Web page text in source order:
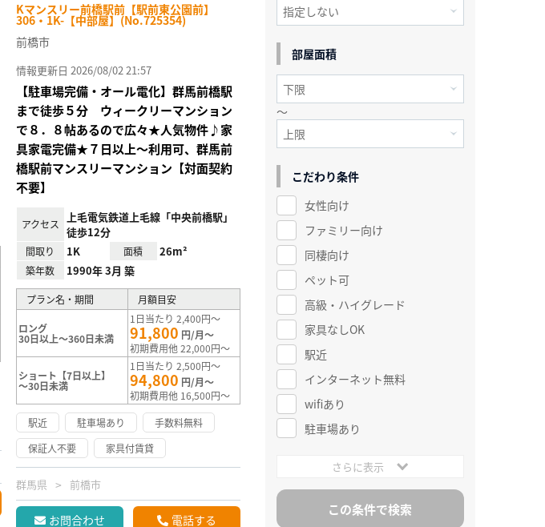
Kマンスリー前橋駅前【駅前東公園前】
306・1K-【中部屋】(No.725354)
前橋市
情報更新日 2026/08/02 21:57
【駐車場完備・オール電化】群馬前橋駅
まで徒歩５分 ウィークリーマンション
で８．８帖あるので広々★人気物件♪家
具家電完備★７日以上～利用可、群馬前
橋駅前マンスリーマンション【対面契約
不要】
アクセス
上毛電気鉄道上毛線「中央前橋駅」
徒歩12分
間取り 1K 面積 26m²
築年数 1990年 3月 築
プラン名・期間 月額目安
ロング
30日以上～360日未満
1日当たり 2,400円～
91,800 円/月～
初期費用他 22,000円～
ショート【7日以上】
～30日未満
1日当たり 2,500円～
94,800 円/月～
初期費用他 16,500円～
駅近
駐車場あり
手数料無料
保証人不要
家具付賃貸
群馬県 前橋市
お問合わせ 電話する
部屋面積
～
こだわり条件
女性向け
ファミリー向け
同棲向け
ペット可
高級・ハイグレード
家具なしOK
駅近
インターネット無料
wifiあり
駐車場あり
さらに表示